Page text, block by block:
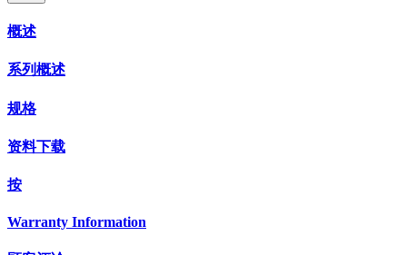
概述
系列概述
规格
资料下载
按
Warranty Information